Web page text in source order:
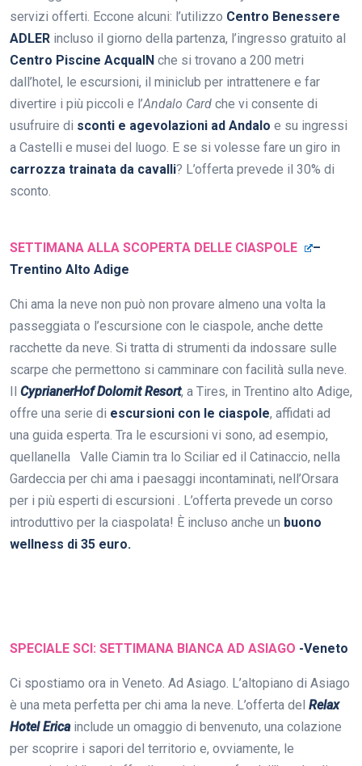
servizi offerti. Eccone alcuni: l’utilizzo Centro Benessere
ADLER incluso il giorno della partenza, l’ingresso gratuito al
Centro Piscine AcquaIN che si trovano a 200 metri
dall’hotel, le escursioni, il miniclub per intrattenere e far
divertire i più piccoli e l’Andalo Card che vi consente di
usufruire di sconti e agevolazioni ad Andalo e su ingressi
a Castelli e musei del luogo. E se si volesse fare un giro in
carrozza trainata da cavalli? L’offerta prevede il 30% di
sconto.
SETTIMANA ALLA SCOPERTA DELLE CIASPOLE
–
Trentino Alto Adige
Chi ama la neve non può non provare almeno una volta la
passeggiata o l’escursione con le ciaspole, anche dette
racchette da neve. Si tratta di strumenti da indossare sulle
scarpe che permettono si camminare con facilità sulla neve.
CyprianerHof Dolomit Resort, a Tires, in Trentino alto Adige,
offre una serie di escursioni con le ciaspole, affidati ad
una guida esperta. Tra le escursioni vi sono, ad esempio,
quellanella Valle Ciamin tra lo Sciliar ed il Catinaccio, nella
Gardeccia per chi ama i paesaggi incontaminati, nell’Orsara
per i più esperti di escursioni . L’offerta prevede un corso
introduttivo per la ciaspolata! È incluso anche un buono
wellness di 35 euro.
SPECIALE SCI: SETTIMANA BIANCA AD ASIAGO -Veneto
Ci spostiamo ora in Veneto. Ad Asiago. L’altopiano di Asiago
è una meta perfetta per chi ama la neve. L’offerta del Relax
Hotel Ericainclude un omaggio di benvenuto, una colazione
per scoprire i sapori del territorio e, ovviamente, le